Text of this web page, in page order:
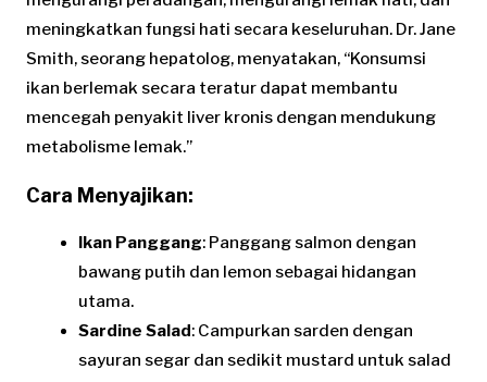
meningkatkan fungsi hati secara keseluruhan. Dr. Jane
Smith, seorang hepatolog, menyatakan, “Konsumsi
ikan berlemak secara teratur dapat membantu
mencegah penyakit liver kronis dengan mendukung
metabolisme lemak.”
Cara Menyajikan:
Ikan Panggang: Panggang salmon dengan
bawang putih dan lemon sebagai hidangan
utama.
Sardine Salad: Campurkan sarden dengan
sayuran segar dan sedikit mustard untuk salad